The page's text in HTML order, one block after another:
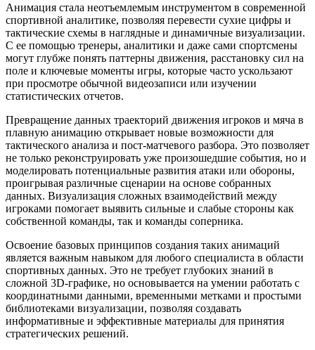
Анимация стала неотъемлемым инструментом в современной
спортивной аналитике, позволяя перевести сухие цифры и
тактические схемы в наглядные и динамичные визуализации.
С ее помощью тренеры, аналитики и даже сами спортсмены
могут глубже понять паттерны движения, расстановку сил на
поле и ключевые моменты игры, которые часто ускользают
при просмотре обычной видеозаписи или изучении
статистических отчетов.
Превращение данных траекторий движения игроков и мяча в
плавную анимацию открывает новые возможности для
тактического анализа и пост-матчевого разбора. Это позволяет
не только реконструировать уже произошедшие события, но и
моделировать потенциальные развития атаки или обороны,
проигрывая различные сценарии на основе собранных
данных. Визуализация сложных взаимодействий между
игроками помогает выявить сильные и слабые стороны как
собственной команды, так и команды соперника.
Освоение базовых принципов создания таких анимаций
является важным навыком для любого специалиста в области
спортивных данных. Это не требует глубоких знаний в
сложной 3D-графике, но основывается на умении работать с
координатными данными, временными метками и простыми
библиотеками визуализации, позволяя создавать
информативные и эффективные материалы для принятия
стратегических решений.